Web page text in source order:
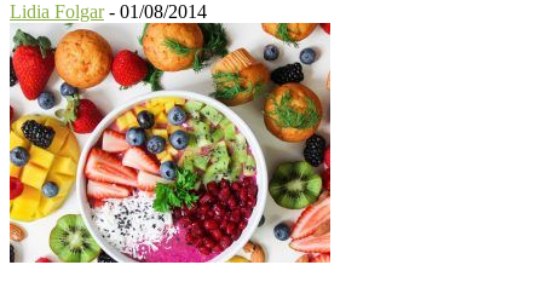
Lidia Folgar - 01/08/2014